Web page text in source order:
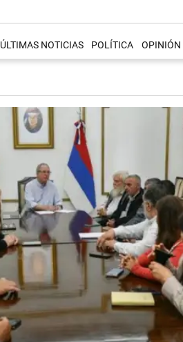
ÚLTIMAS NOTICIAS POLÍTICA OPINIÓN